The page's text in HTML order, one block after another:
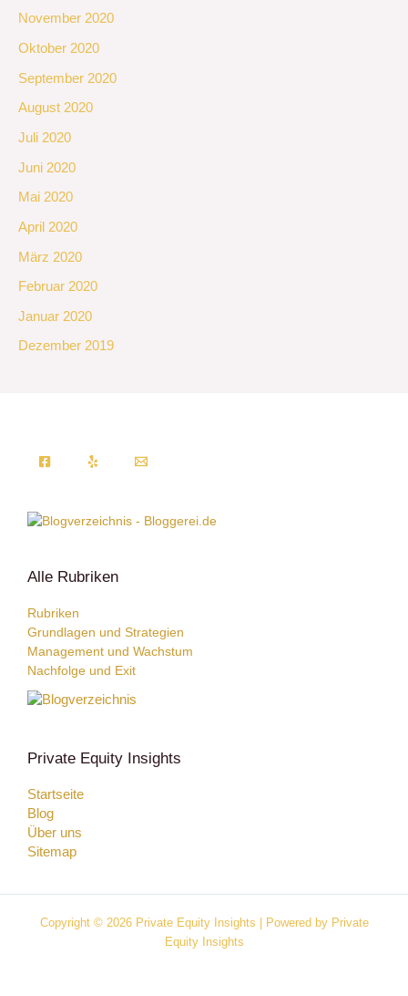
November 2020
Oktober 2020
September 2020
August 2020
Juli 2020
Juni 2020
Mai 2020
April 2020
März 2020
Februar 2020
Januar 2020
Dezember 2019
Alle Rubriken
Rubriken
Grundlagen und Strategien
Management und Wachstum
Nachfolge und Exit
Private Equity Insights
Startseite
Blog
Über uns
Sitemap
Copyright © 2026 Private Equity Insights | Powered by Private
Equity Insights